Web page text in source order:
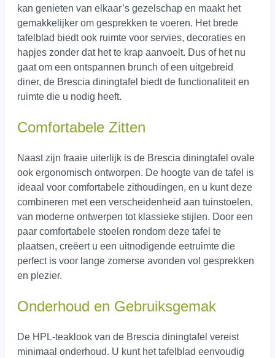
kan genieten van elkaar’s gezelschap en maakt het
gemakkelijker om gesprekken te voeren. Het brede
tafelblad biedt ook ruimte voor servies, decoraties en
hapjes zonder dat het te krap aanvoelt. Dus of het nu
gaat om een ontspannen brunch of een uitgebreid
diner, de Brescia diningtafel biedt de functionaliteit en
ruimte die u nodig heeft.
Comfortabele Zitten
Naast zijn fraaie uiterlijk is de Brescia diningtafel ovale
ook ergonomisch ontworpen. De hoogte van de tafel is
ideaal voor comfortabele zithoudingen, en u kunt deze
combineren met een verscheidenheid aan tuinstoelen,
van moderne ontwerpen tot klassieke stijlen. Door een
paar comfortabele stoelen rondom deze tafel te
plaatsen, creëert u een uitnodigende eetruimte die
perfect is voor lange zomerse avonden vol gesprekken
en plezier.
Onderhoud en Gebruiksgemak
De HPL-teaklook van de Brescia diningtafel vereist
minimaal onderhoud. U kunt het tafelblad eenvoudig